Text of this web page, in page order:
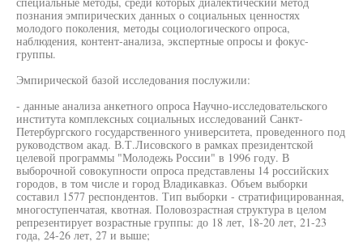
познания эмпирических данных о социальных ценностях
молодого поколения, методы социологического опроса,
наблюдения, контент-анализа, экспертные опросы и фокус-
группы.
Эмпирической базой исследования послужили:
- данные анализа анкетного опроса Научно-исследовательского
института комплексных социальных исследований Санкт-
Петербургского государственного университета, проведенного под
руководством акад. В.Т.Лисовского в рамках президентской
целевой программы "Молодежь России" в 1996 году. В
выборочной совокупности опроса представлены 14 российских
городов, в том числе и город Владикавказ. Объем выборки
составил 1577 респондентов. Тип выборки - стратифицированная,
многоступенчатая, квотная. Половозрастная структура в целом
репрезентирует возрастные группы: до 18 лет, 18-20 лет, 21-23
года, 24-26 лет, 27 и выше;